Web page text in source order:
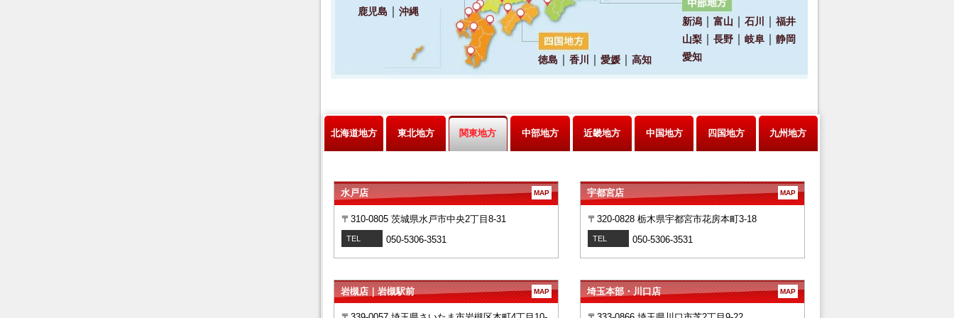
北海道地方 東北地方 関東地方 中部地方 近畿地方 中国地方 四国地方 九州地方
水戸店 MAP
〒310-0805 茨城県水戸市中央2丁目8-31
TEL 050-5306-3531
宇都宮店 MAP
〒320-0828 栃木県宇都宮市花房本町3-18
TEL 050-5306-3531
岩槻店｜岩槻駅前 MAP 埼玉本部・川口店 MAP